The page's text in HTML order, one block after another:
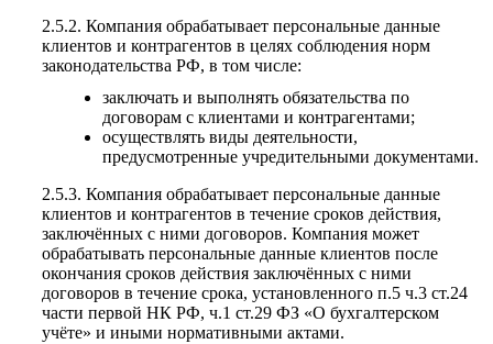
2.5.2. Компания обрабатывает персональные данные
клиентов и контрагентов в целях соблюдения норм
законодательства РФ, в том числе:
заключать и выполнять обязательства по
договорам с клиентами и контрагентами;
осуществлять виды деятельности,
предусмотренные учредительными документами.
2.5.3. Компания обрабатывает персональные данные
клиентов и контрагентов в течение сроков действия,
заключённых с ними договоров. Компания может
обрабатывать персональные данные клиентов после
окончания сроков действия заключённых с ними
договоров в течение срока, установленного п.5 ч.3 ст.24
части первой НК РФ, ч.1 ст.29 ФЗ «О бухгалтерском
учёте» и иными нормативными актами.